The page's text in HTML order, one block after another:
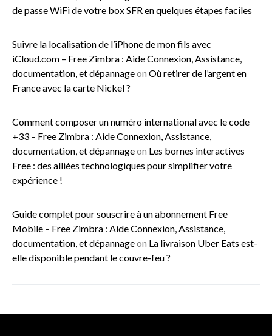
de passe WiFi de votre box SFR en quelques étapes faciles
Suivre la localisation de l’iPhone de mon fils avec
iCloud.com – Free Zimbra : Aide Connexion, Assistance,
documentation, et dépannageon Où retirer de l’argent en
France avec la carte Nickel ?
Comment composer un numéro international avec le code
+33 – Free Zimbra : Aide Connexion, Assistance,
documentation, et dépannageon Les bornes interactives
Free : des alliées technologiques pour simplifier votre
expérience !
Guide complet pour souscrire à un abonnement Free
Mobile – Free Zimbra : Aide Connexion, Assistance,
documentation, et dépannageon La livraison Uber Eats est-
elle disponible pendant le couvre-feu ?